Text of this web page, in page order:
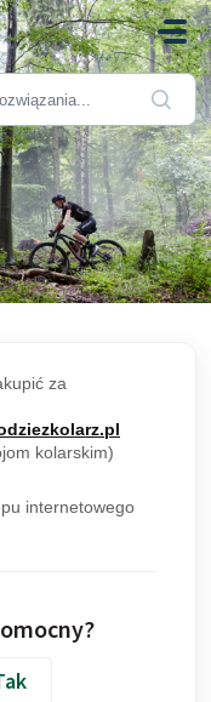
za
kolarskim)
internetowego